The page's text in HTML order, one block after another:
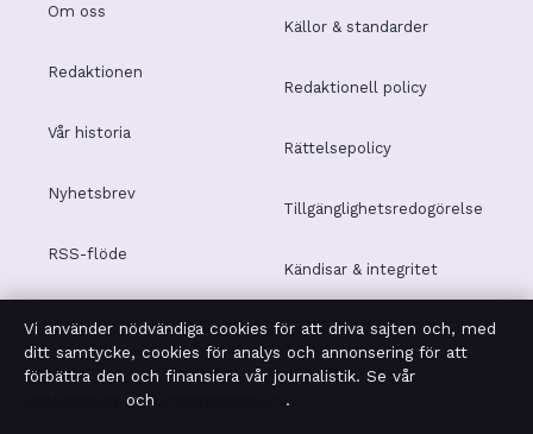
Om oss
Redaktionen
Vår historia
Nyhetsbrev
RSS-flöde
Källor & standarder
Redaktionell policy
Rättelsepolicy
Tillgänglighetsredogörelse
Kändisar & integritet
Integritetspolicy
Vi använder nödvändiga cookies för att driva sajten och, med
ditt samtycke, cookies för analys och annonsering för att
förbättra den och finansiera vår journalistik. Se vår
och .